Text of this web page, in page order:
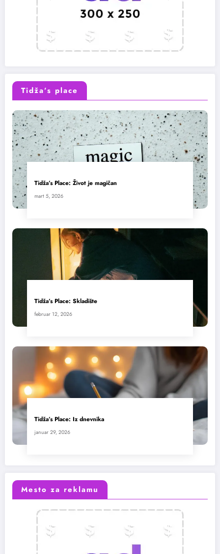
Tidža’s place
Tidža’s Place: Život je magičan
mart 5, 2026
Tidža’s Place: Skladište
februar 12, 2026
Tidža’s Place: Iz dnevnika
januar 29, 2026
Mesto za reklamu